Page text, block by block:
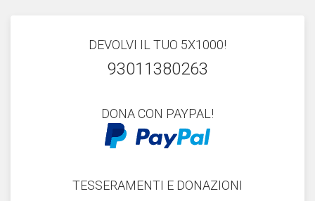
DEVOLVI IL TUO 5X1000!
93011380263
DONA CON PAYPAL!
TESSERAMENTI E DONAZIONI